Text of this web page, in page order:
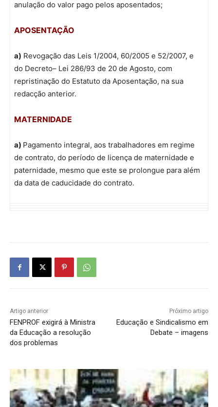
anulação do valor pago pelos aposentados;
APOSENTAÇÃO
a) Revogação das Leis 1/2004, 60/2005 e 52/2007, e
do Decreto– Lei 286/93 de 20 de Agosto, com
repristinação do Estatuto da Aposentação, na sua
redacção anterior.
MATERNIDADE
a) Pagamento integral, aos trabalhadores em regime
de contrato, do período de licença de maternidade e
paternidade, mesmo que este se prolongue para além
da data de caducidade do contrato.
Artigo anterior
FENPROF exigirá à Ministra
da Educação a resolução
dos problemas
Próximo artigo
Educação e Sindicalismo em
Debate – imagens